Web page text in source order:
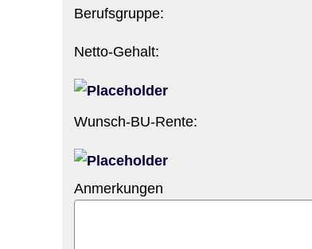
Berufsgruppe:
Netto-Gehalt:
Wunsch-BU-Rente:
Anmerkungen